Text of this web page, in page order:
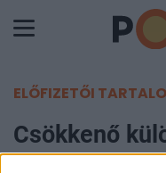
ELŐFIZETŐI
Csökkenő
párt